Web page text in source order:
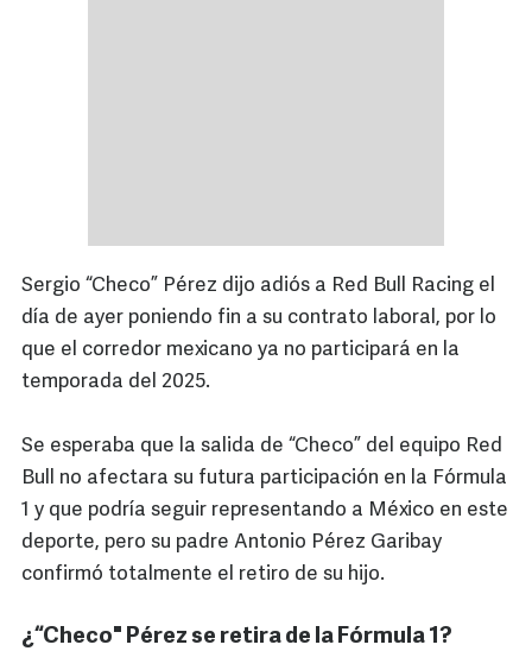
Sergio “Checo” Pérez dijo adiós a Red Bull Racing el
día de ayer poniendo fin a su contrato laboral, por lo
que el corredor mexicano ya no participará en la
temporada del 2025.
Se esperaba que la salida de “Checo” del equipo Red
Bull no afectara su futura participación en la Fórmula
1 y que podría seguir representando a México en este
deporte, pero su padre Antonio Pérez Garibay
confirmó totalmente el retiro de su hijo.
¿“Checo" Pérez se retira de la Fórmula 1?